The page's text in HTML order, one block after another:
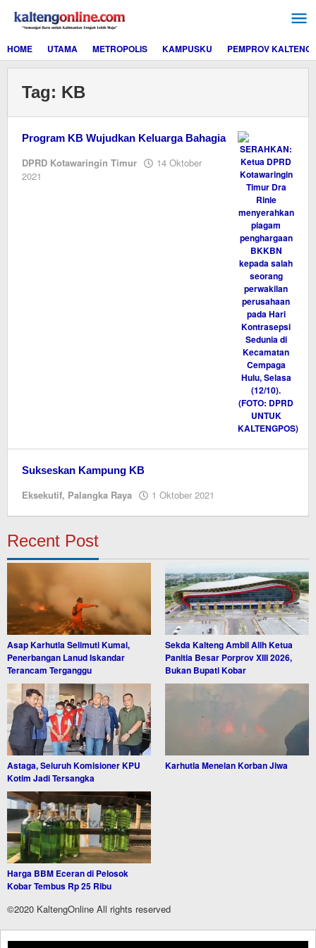
konten
HOME
UTAMA METROPOLIS KAMPUSKU PEMPROV KALTENG
Tag: KB
Program KB Wujudkan Keluarga Bahagia
DPRD Kotawaringin Timur
14 Oktober
2021
Sukseskan Kampung KB
Eksekutif, Palangka Raya 1 Oktober 2021
Recent Post
Asap Karhutla Selimuti Kumai,
Penerbangan Lanud Iskandar
Terancam Terganggu
Sekda Kalteng Ambil Alih Ketua
Panitia Besar Porprov XIII 2026,
Bukan Bupati Kobar
Astaga, Seluruh Komisioner KPU
Kotim Jadi Tersangka
Karhutla Menelan Korban Jiwa
Harga BBM Eceran di Pelosok
Kobar Tembus Rp 25 Ribu
©2020 KaltengOnline All rights reserved